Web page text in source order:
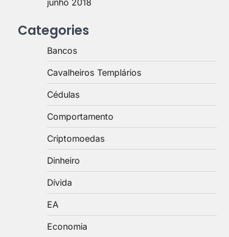
junho 2018
Categories
Bancos
Cavalheiros Templários
Cédulas
Comportamento
Criptomoedas
Dinheiro
Dívida
EA
Economia